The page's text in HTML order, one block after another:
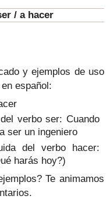
/ a hacer
y ejemplos de uso
español:
verbo ser: Cuando
ser un ingeniero
del verbo hacer:
harás hoy?)
Te animamos